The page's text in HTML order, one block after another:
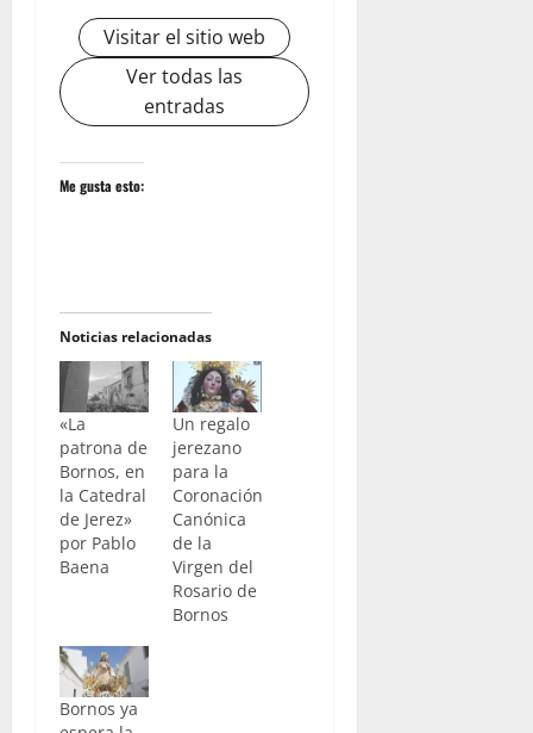
Visitar el sitio web
Ver todas las
entradas
Me gusta esto:
Noticias relacionadas
«La
patrona de
Bornos, en
la Catedral
de Jerez»
por Pablo
Baena
Un regalo
jerezano
para la
Coronación
Canónica
de la
Virgen del
Rosario de
Bornos
Bornos ya